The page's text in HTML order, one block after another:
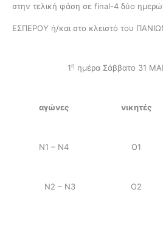
στην τελική φάση σε final-4 δύο
ΕΣΠΕΡΟΥ ή/και στο κλειστό του
1η ημέρα Σάββατο 31
αγώνες νικητές
Ν1 – Ν4 Ο1
Ν2 – Ν3 Ο2